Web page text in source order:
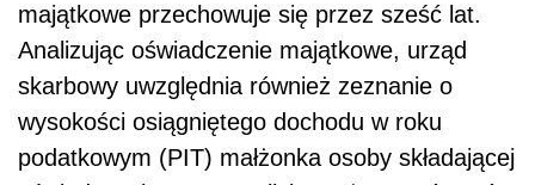
majątkowe przechowuje się przez sześć lat.
Analizując oświadczenie majątkowe, urząd
skarbowy uwzględnia również zeznanie o
wysokości osiągniętego dochodu w roku
podatkowym (PIT) małżonka osoby składającej